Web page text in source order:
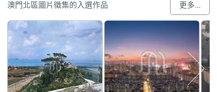
澳門北區圖片徵集的入選作品 更多...